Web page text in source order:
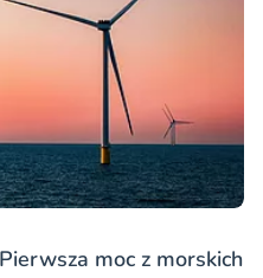
moc z morskich